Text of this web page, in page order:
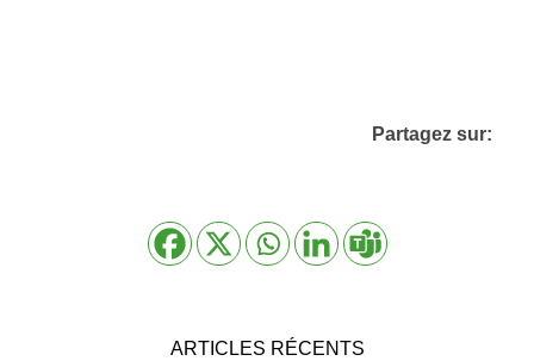
Partagez sur:
ARTICLES RÉCENTS